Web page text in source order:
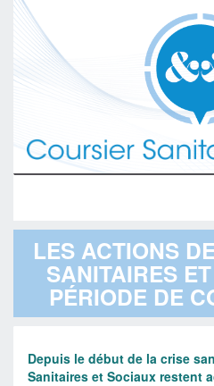
LES ACTIONS
SANITAIRES
PÉRIODE DE
Depuis le début de la crise
Sanitaires et Sociaux restent